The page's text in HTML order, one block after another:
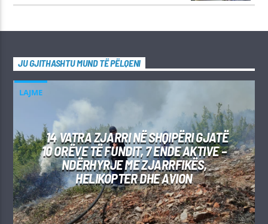
JU GJITHASHTU MUND TË PËLQENI
LAJME
14 VATRA ZJARRI NË SHQIPËRI GJATË
10 ORËVE TË FUNDIT, 7 ENDE AKTIVE –
NDËRHYRJE ME ZJARRFIKËS,
HELIKOPTER DHE AVION